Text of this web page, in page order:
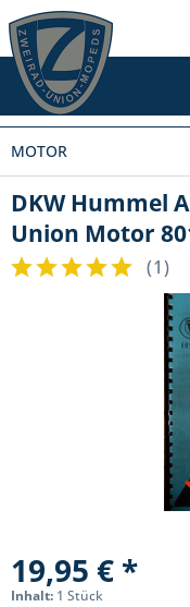
MOTOR
DKW Hummel
Union Motor
(1)
19,95 € *
Inhalt: 1 Stück